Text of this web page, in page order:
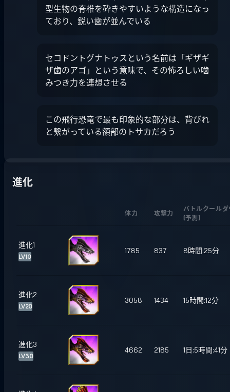
型生物の脊椎を砕きやすいような構造になっ
ており、鋭い歯が並んでいる
セコドントグナトゥスという名前は「ギザギ
ザ歯のアゴ」という意味で、その怖ろしい噛
みつき力を連想させる
この飛行恐竜で最も印象的な部分は、背びれ
と繋がっている額部のトサカだろう
進化
体力 攻撃力
バトルクール
(予測 )
進化1
LV10
1785 837 8時間:25分
進化2
LV20
3058 1434 15時間:12分
進化3
LV30
4662 2185 1日:5時間:41分